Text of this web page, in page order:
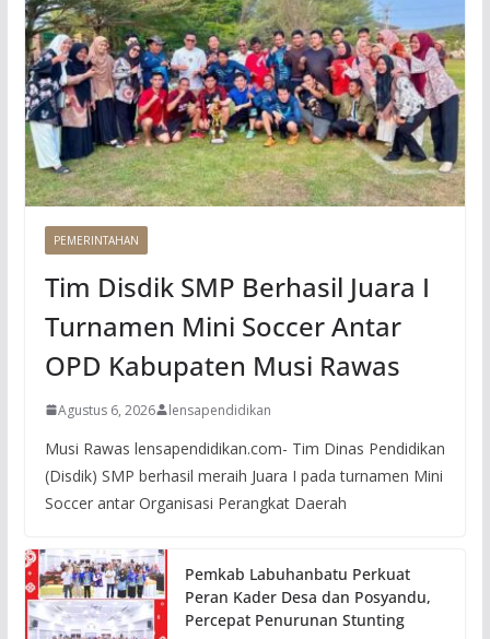
PEMERINTAHAN
Tim Disdik SMP Berhasil Juara I
Turnamen Mini Soccer Antar
OPD Kabupaten Musi Rawas
Agustus 6, 2026 lensapendidikan
Musi Rawas lensapendidikan.com- Tim Dinas Pendidikan
(Disdik) SMP berhasil meraih Juara I pada turnamen Mini
Soccer antar Organisasi Perangkat Daerah
Pemkab Labuhanbatu Perkuat
Peran Kader Desa dan Posyandu,
Percepat Penurunan Stunting